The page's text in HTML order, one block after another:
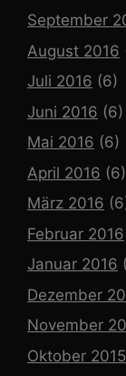
September
August 2016
Juli 2016 (6)
Juni 2016 (6)
Mai 2016 (6)
April 2016 (6)
März 2016
Februar 2016
Januar 2016
Dezember
November
Oktober 2015